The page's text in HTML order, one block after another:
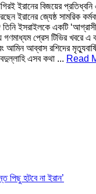
ইরানের বিজয়ের
ইরানের জ্যেষ্ঠ সামরিক
ইসরাইলকে একটি
গণমাধ্যম প্রেস টিভির খবরে
আমিন আব্বাস রশিদের
এসব কথা ... Read